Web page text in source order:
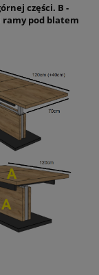
części. B -
ramy pod blatem